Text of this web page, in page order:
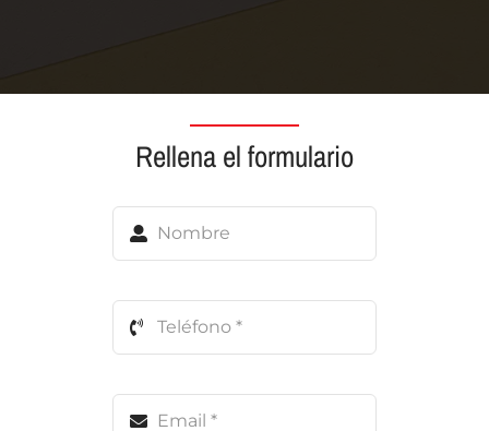
Rellena el formulario